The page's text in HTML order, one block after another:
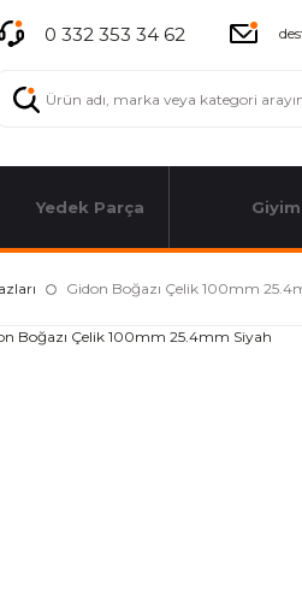
0 332 353 34 62
Yedek Parça Giyim
Gidon Boğazı Çelik 100mm